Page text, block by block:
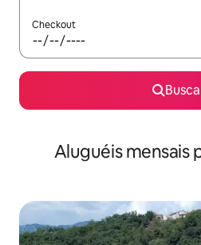
Checkout
Aluguéis mensais